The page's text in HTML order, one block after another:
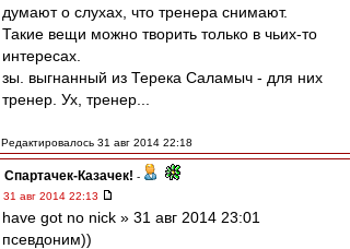
думают о слухах, что тренера снимают.
Такие вещи можно творить только в чьих-то
интересах.
зы. выгнанный из Терека Саламыч - для них
тренер. Ух, тренер...
Редактировалось 31 авг 2014 22:18
Спартачек-Казачек! -
31 авг 2014 22:13
have got no nick » 31 авг 2014 23:01
псевдоним))